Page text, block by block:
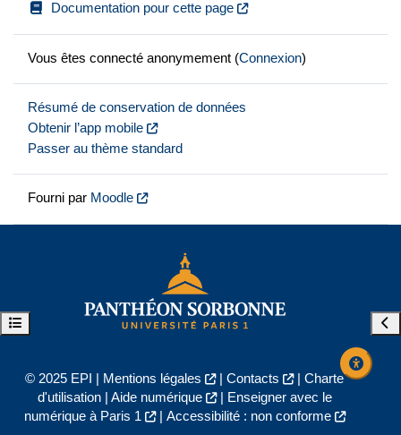
Ouvrir l’index du cours
Documentation pour cette page
Vous êtes connecté anonymement (Connexion)
Résumé de conservation de données
Obtenir l’app mobile
Passer au thème standard
Fourni par Moodle
© 2025 EPI | Mentions légales | Contacts | Charte
d'utilisation| Aide numérique |
Enseigner avec le
numérique à Paris 1
| Accessibilité : non conforme